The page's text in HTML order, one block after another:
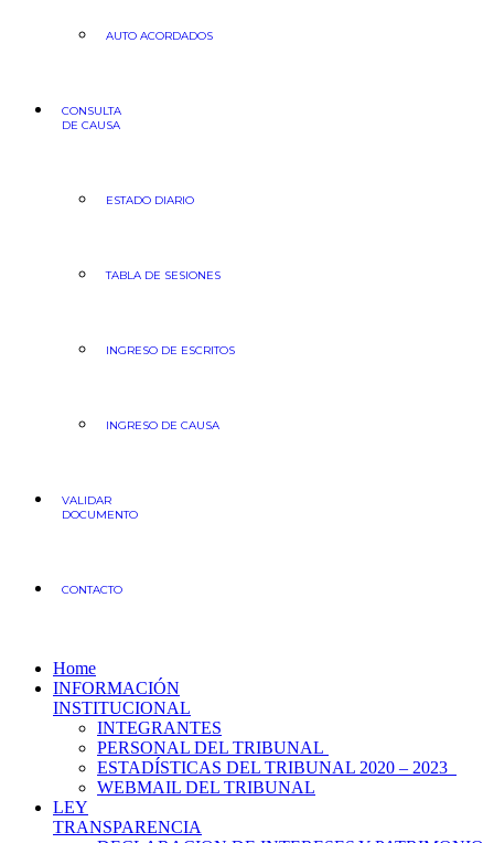
AUTO ACORDADOS
CONSULTA
DE CAUSA
ESTADO DIARIO
TABLA DE SESIONES
INGRESO DE ESCRITOS
INGRESO DE CAUSA
VALIDAR
DOCUMENTO
CONTACTO
Home
INFORMACIÓN
INSTITUCIONAL
INTEGRANTES
PERSONAL DEL TRIBUNAL
ESTADÍSTICAS DEL TRIBUNAL 2020 – 2023
WEBMAIL DEL TRIBUNAL
LEY
TRANSPARENCIA